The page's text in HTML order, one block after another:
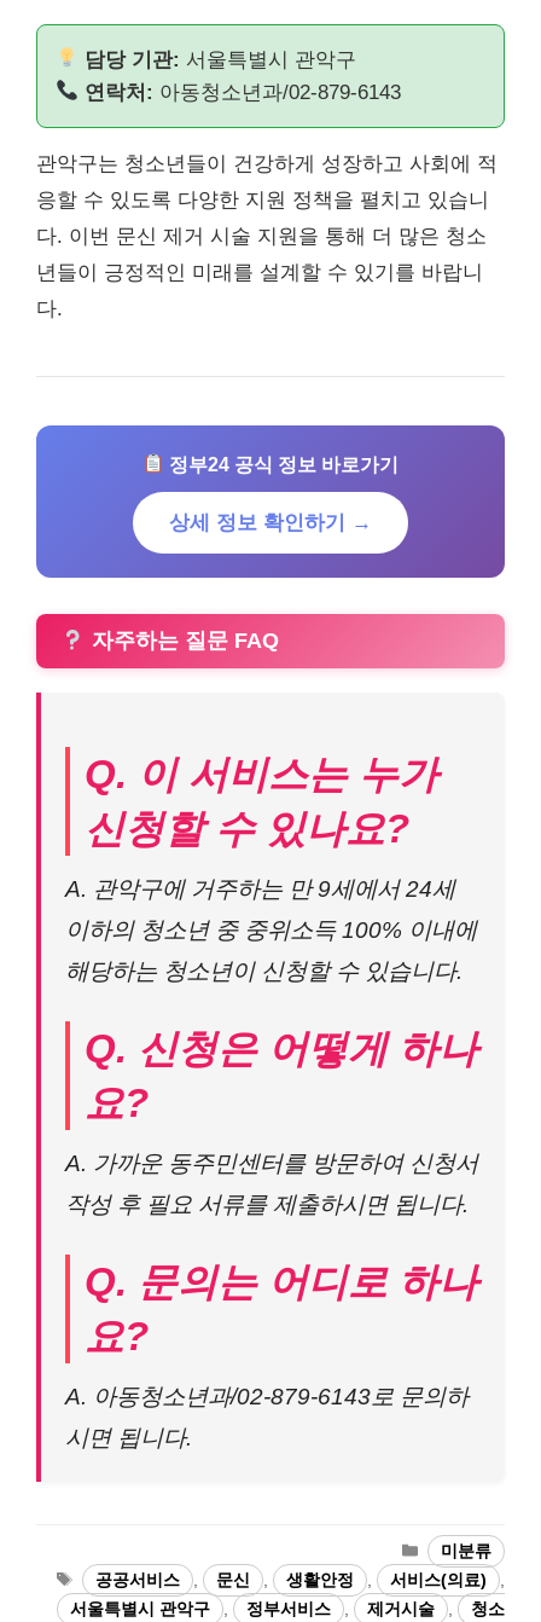
담당 기관: 서울특별시 관악구
연락처: 아동청소년과/02-879-6143
관악구는 청소년들이 건강하게 성장하고 사회에 적
응할 수 있도록 다양한 지원 정책을 펼치고 있습니
다. 이번 문신 제거 시술 지원을 통해 더 많은 청소
년들이 긍정적인 미래를 설계할 수 있기를 바랍니
다.
정부24 공식 정보 바로가기
상세 정보 확인하기 →
자주하는 질문 FAQ
Q. 이 서비스는 누가
신청할 수 있나요?
A. 관악구에 거주하는 만 9세에서 24세
이하의 청소년 중 중위소득 100% 이내에
해당하는 청소년이 신청할 수 있습니다.
Q. 신청은 어떻게 하나
요?
A. 가까운 동주민센터를 방문하여 신청서
작성 후 필요 서류를 제출하시면 됩니다.
Q. 문의는 어디로 하나
요?
A. 아동청소년과/02-879-6143로 문의하
시면 됩니다.
카
테
고
리
미분류
태
그
공공서비스 문신 생활안정 서비스(의료)
서울특별시 관악구
정부서비스 제거시술
청소